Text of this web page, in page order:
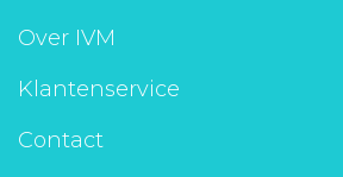
Over IVM
Klantenservice
Contact